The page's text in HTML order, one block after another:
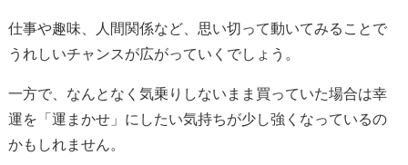
仕事や趣味、人間関係など、思い切って動いてみることで
うれしいチャンスが広がっていくでしょう。
一方で、なんとなく気乗りしないまま買っていた場合は幸
運を「運まかせ」にしたい気持ちが少し強くなっているの
かもしれません。